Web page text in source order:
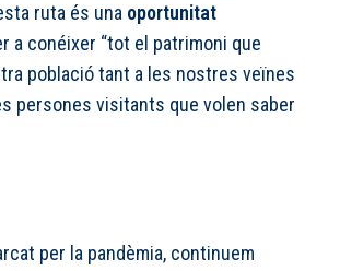
ruta és una oportunitat
a conéixer “tot el patrimoni que
població tant a les nostres veïnes
persones visitants que volen saber
per la pandèmia, continuem